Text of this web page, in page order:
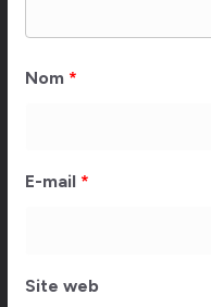
Nom *
E-mail *
Site web